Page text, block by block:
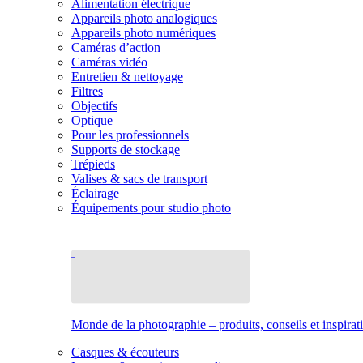
Alimentation électrique
Appareils photo analogiques
Appareils photo numériques
Caméras d’action
Caméras vidéo
Entretien & nettoyage
Filtres
Objectifs
Optique
Pour les professionnels
Supports de stockage
Trépieds
Valises & sacs de transport
Éclairage
Équipements pour studio photo
Monde de la photographie – produits, conseils et
Casques & écouteurs